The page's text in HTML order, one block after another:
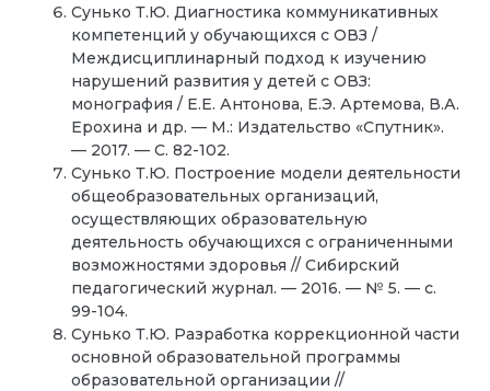
Сунько Т.Ю. Диагностика коммуникативных
компетенций у обучающихся с ОВЗ /
Междисциплинарный подход к изучению
нарушений развития у детей с ОВЗ:
монография / Е.Е. Антонова, Е.Э. Артемова, В.А.
Ерохина и др. — М.: Издательство «Спутник».
— 2017. — С. 82-102.
Сунько Т.Ю. Построение модели деятельности
общеобразовательных организаций,
осуществляющих образовательную
деятельность обучающихся с ограниченными
возможностями здоровья // Сибирский
педагогический журнал. — 2016. — № 5. — с.
99-104.
Сунько Т.Ю. Разработка коррекционной части
основной образовательной программы
образовательной организации //